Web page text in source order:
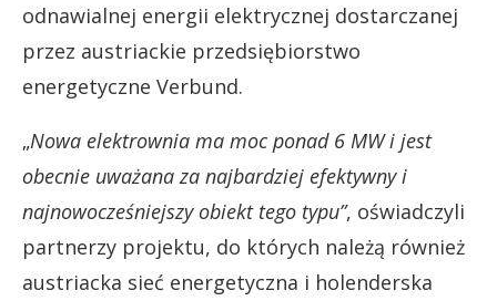
odnawialnej energii elektrycznej dostarczanej
przez austriackie przedsiębiorstwo
energetyczne Verbund.
„Nowa elektrownia ma moc ponad 6 MW i jest
obecnie uważana za najbardziej efektywny i
najnowocześniejszy obiekt tego typu”, oświadczyli
partnerzy projektu, do których należą również
austriacka sieć energetyczna i holenderska